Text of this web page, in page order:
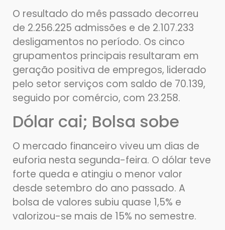
O resultado do mês passado decorreu
de 2.256.225 admissões e de 2.107.233
desligamentos no período. Os cinco
grupamentos principais resultaram em
geração positiva de empregos, liderado
pelo setor serviços com saldo de 70.139,
seguido por comércio, com 23.258.
Dólar cai; Bolsa sobe
O mercado financeiro viveu um dias de
euforia nesta segunda-feira. O dólar teve
forte queda e atingiu o menor valor
desde setembro do ano passado. A
bolsa de valores subiu quase 1,5% e
valorizou-se mais de 15% no semestre.